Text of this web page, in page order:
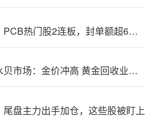
揭秘涨停丨PCB热门股2连板，封单额超6亿元
实探深圳水贝市场：金价冲高 黄金回收业务率先回暖
尾盘主力出手加仓，这些股被盯上